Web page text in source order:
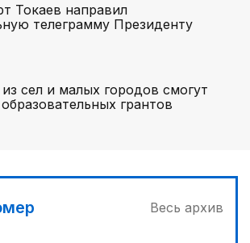
Токаев направил
телеграмму Президенту
сел и малых городов смогут
грантов
новые станции мониторинга
Весь архив